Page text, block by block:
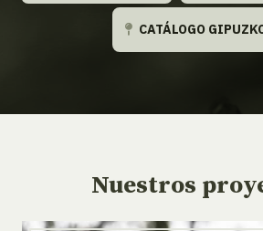
CATÁLOGO
Nuestros